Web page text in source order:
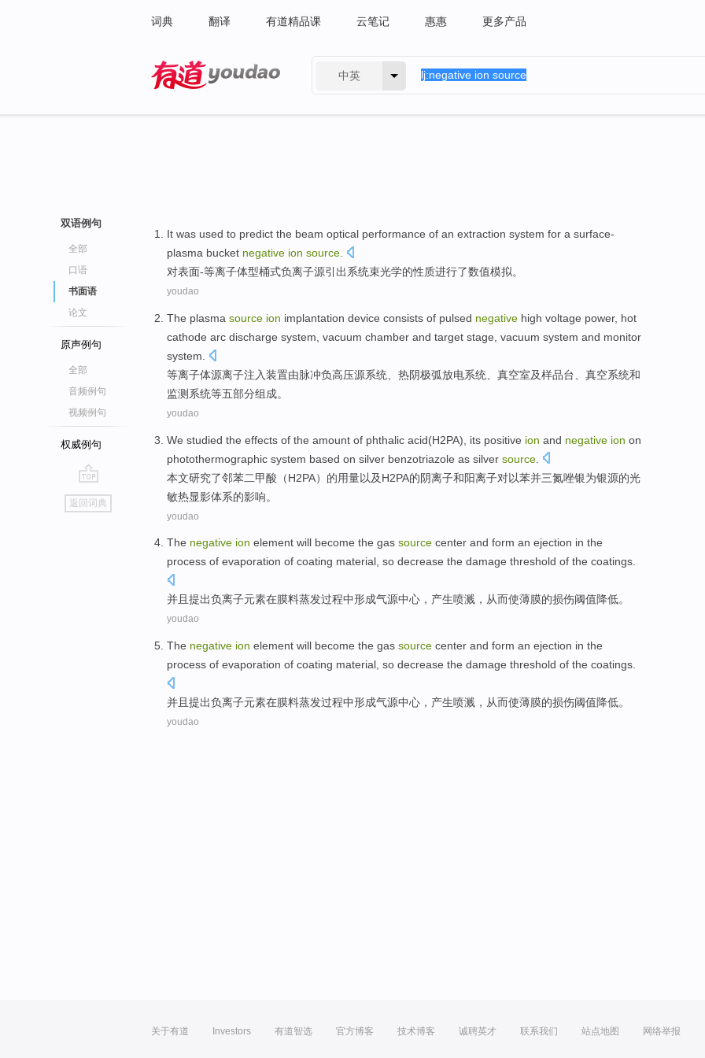
词典 翻译 有道精品课 云笔记 惠惠 更多产品
中英
双语例句
全部
口语
书面语
论文
原声例句
全部
音频例句
视频例句
权威例句
go
top
返回词典
It was used to predict the beam optical performance of an extraction system for a surface-
plasma bucket negative ion source
对表面-等离子体型桶式负离子源引出系统束光学的性质进行了数值模拟。
youdao
The plasma source ion implantation device consists of pulsed negative high voltage power, hot
cathode arc discharge system vacuum chamber and target stage vacuum system and monitor
system
等离子体源离子注入装置由脉冲负高压源系统 热阴极弧放电系统 真空室及样品台 、真空系统和
监测 系统等五部分组成。
youdao
We studied the effects of the amount of phthalic acid(H2PA), its positive ion and negative ion on
photothermographic system based on silver benzotriazole as silver source
本文研究了邻苯二甲酸（H2PA） 的用量以及H2PA的阴离子和阳离子对以苯并三氮唑银为银源的光
敏热显影体系的影响。
youdao
The negative ion element will become the gas source center and form an ejection in the
process of evaporation of coating material, so decrease the damage threshold of the coatings.
并且提出负离子元素在膜料蒸发过程中形成气源中心 ， 产生喷溅， 从而使薄膜的损伤阈值降低。
youdao
The negative ion element will become the gas source center and form an ejection in the
process of evaporation of coating material so decrease the damage threshold of the coatings.
并且提出负离子元素在膜料蒸发过程中形成气源中心 ， 产生喷溅， 从而使薄膜的损伤阈值降低。
youdao
关于有道 Investors 有道智选 官方博客 技术博客 诚聘英才 联系我们 站点地图 网络举报